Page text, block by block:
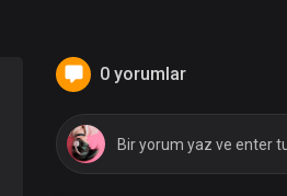
0 yorumlar